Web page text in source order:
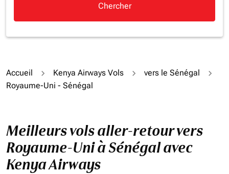
Chercher
Accueil Kenya Airways Vols
vers le Sénégal
Royaume-Uni - Sénégal
Meilleurs vols aller-retour vers
Royaume-Uni à Sénégal avec
Kenya Airways